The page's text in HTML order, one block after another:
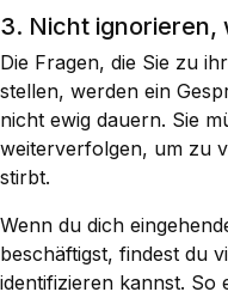
3. Nicht
Die Fragen, die Sie zu
stellen, werden ein
nicht ewig dauern. Sie
weiterverfolgen, um zu
stirbt.
Wenn du dich
beschäftigst, findest du
identifizieren kannst. So